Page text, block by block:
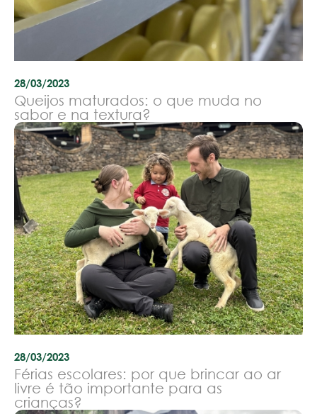
28/03/2023
Queijos maturados: o que muda no
sabor e na textura?
28/03/2023
Férias escolares: por que brincar ao ar
livre é tão importante para as
crianças?